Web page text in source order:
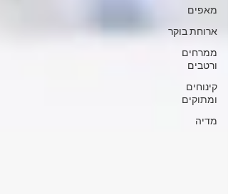
מאפים
ארוחת בוקר
ממרחים
ורטבים
קינוחים
ומתוקים
מדיה